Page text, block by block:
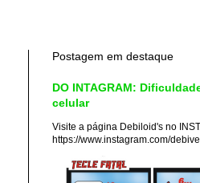
Postagem em destaque
DO INTAGRAM:
celular
Visite a página Debiloid's no
https://www.instagram.com/